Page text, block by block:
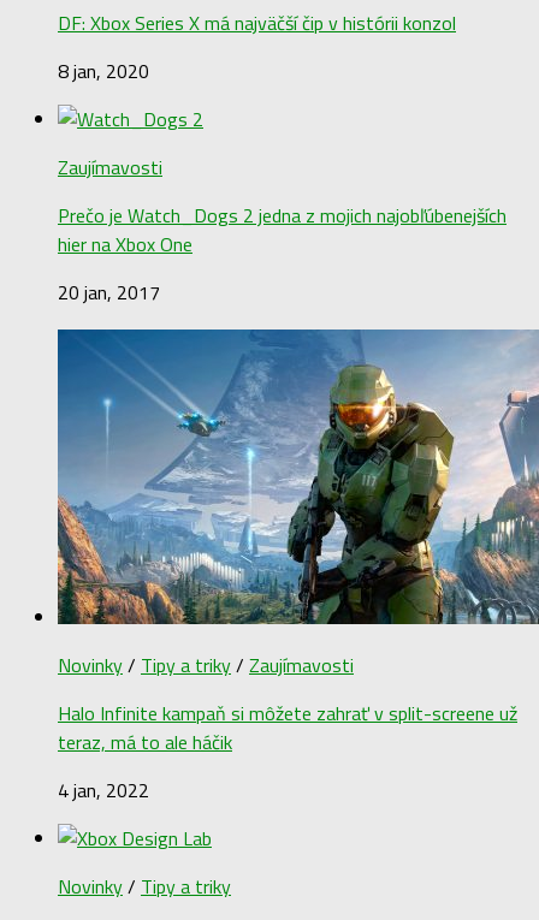
DF: Xbox Series X má najväčší čip v histórii konzol
8 jan, 2020
Zaujímavosti
Prečo je Watch_Dogs 2 jedna z mojich najobľúbenejších
hier na Xbox One
20 jan, 2017
Novinky/ Tipy a triky/ Zaujímavosti
Halo Infinite kampaň si môžete zahrať v split-screene už
teraz, má to ale háčik
4 jan, 2022
Novinky/ Tipy a triky